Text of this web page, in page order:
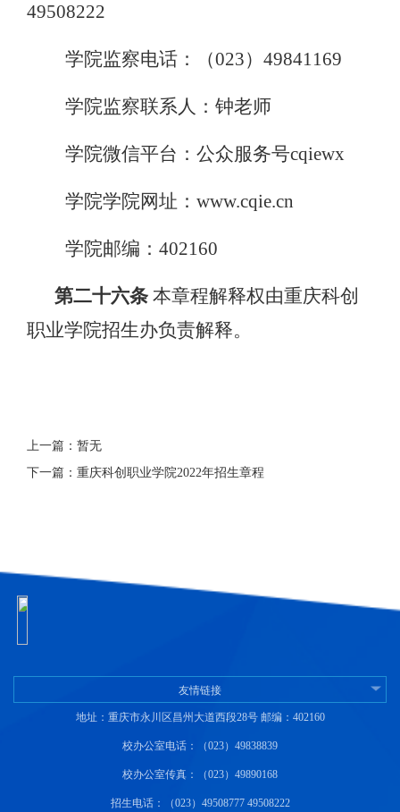
49508222
学院监察电话：（023）49841169
学院监察联系人：钟老师
学院微信平台：公众服务号cqiewx
学院学院网址： www.cqie.cn
学院邮编： 402160
第二十六条 本章程解释权由重庆科创
职业学院招生办负责解释。
上一篇：暂无
下一篇：重庆科创职业学院2022年招生章程
友情链接
地址：重庆市永川区昌州大道西段28号 邮编：402160
校办公室电话：（023）49838839
校办公室传真：（023）49890168
招生电话：（023）49508777 49508222